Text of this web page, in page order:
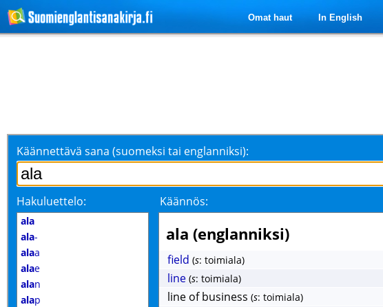
Omat haut In English
Käännettävä sana (suomeksi tai englanniksi):
Hakuluettelo: Käännös:
ala
ala-
alaa
alae
alan
alap
ala (englanniksi)
field (s: toimiala)
line (s: toimiala)
line of business (s: toimiala)